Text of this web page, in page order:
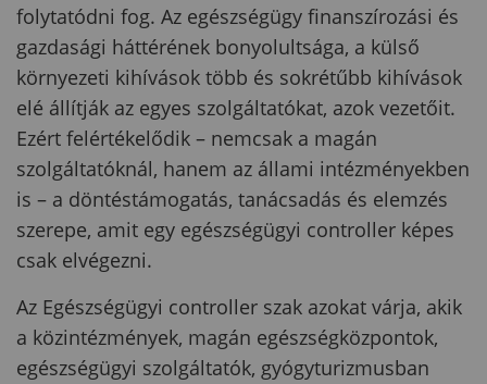
folytatódni fog. Az egészségügy finanszírozási és
gazdasági háttérének bonyolultsága, a külső
környezeti kihívások több és sokrétűbb kihívások
elé állítják az egyes szolgáltatókat, azok vezetőit.
Ezért felértékelődik – nemcsak a magán
szolgáltatóknál, hanem az állami intézményekben
is – a döntéstámogatás, tanácsadás és elemzés
szerepe, amit egy egészségügyi controller képes
csak elvégezni.
Az Egészségügyi controller szak azokat várja, akik
a közintézmények, magán egészségközpontok,
egészségügyi szolgáltatók, gyógyturizmusban